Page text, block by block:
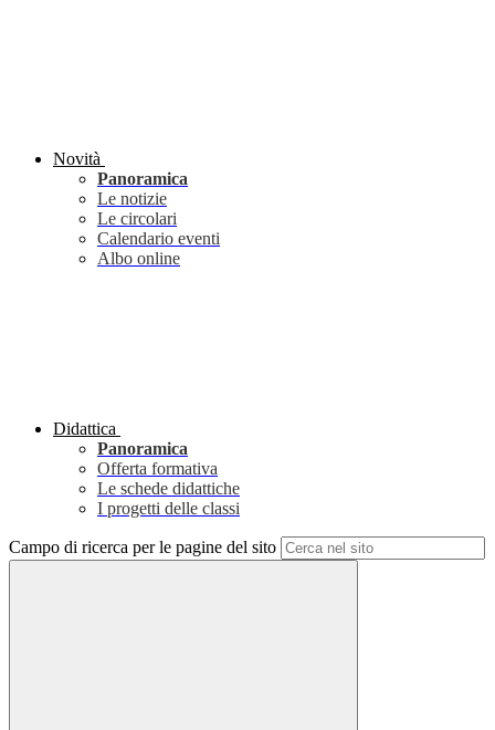
Novità
Panoramica
Le notizie
Le circolari
Calendario eventi
Albo online
Didattica
Panoramica
Offerta formativa
Le schede didattiche
I progetti delle classi
Campo di ricerca per le pagine del sito